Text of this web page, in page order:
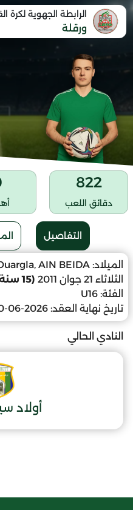
الرابطة الجهوية لكرة
ورقلة
822
دقائق اللعب
التفاصيل
الميلاد: AIN BEIDA
الثلاثاء 21 جوان 2011
(15 سنة)
الفئة: U16
تاريخ نهاية العقد: 2026-06-30
النادي الحالي
أولاد